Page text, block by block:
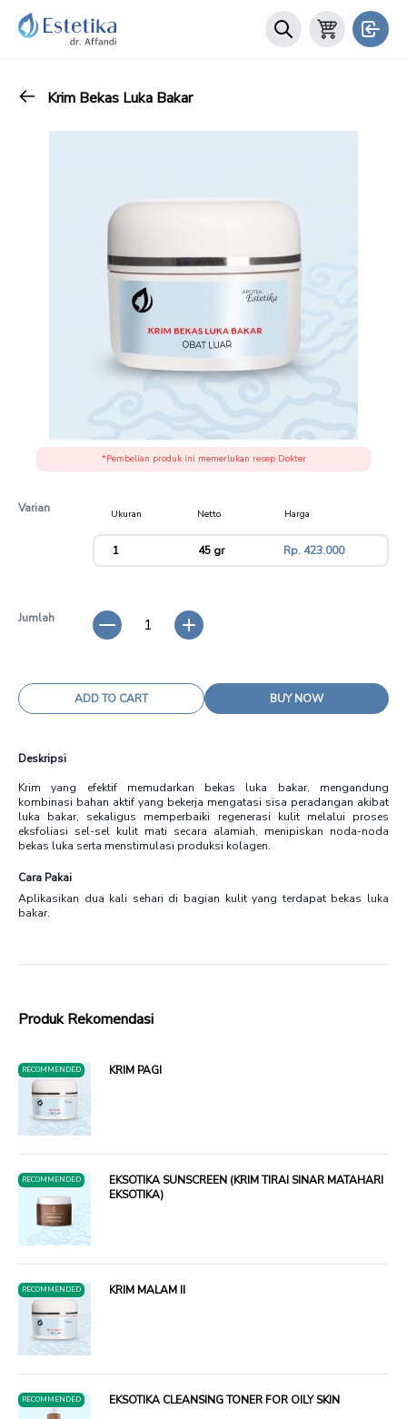
Krim Bekas Luka Bakar
*Pembelian produk ini memerlukan resep Dokter
Varian Ukuran Netto
Harga
variant
1 45 gr Rp. 423.000
Jumlah 1
ADD TO CART BUY NOW
Deskripsi
Krim yang efektif memudarkan bekas luka bakar, mengandung
kombinasi bahan aktif yang bekerja mengatasi sisa peradangan akibat
luka bakar, sekaligus memperbaiki regenerasi kulit melalui proses
eksfoliasi sel-sel kulit mati secara alamiah, menipiskan noda-noda
bekas luka serta menstimulasi produksi kolagen.
Cara Pakai
Aplikasikan dua kali sehari di bagian kulit yang terdapat bekas luka
bakar.
Produk Rekomendasi
RECOMMENDED KRIM PAGI
RECOMMENDED
EKSOTIKA SUNSCREEN (KRIM TIRAI SINAR MATAHARI
EKSOTIKA)
RECOMMENDED KRIM MALAM II
RECOMMENDED EKSOTIKA CLEANSING TONER FOR OILY SKIN